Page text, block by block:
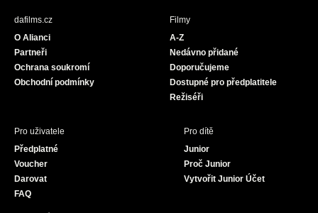
dafilms.cz
O Alianci
Partneři
Ochrana soukromí
Obchodní podmínky
Filmy
A-Z
Nedávno přidané
Doporučujeme
Dostupné pro předplatitele
Režiséři
Pro uživatele
Předplatné
Voucher
Darovat
FAQ
Pro dítě
Junior
Proč Junior
Vytvořit Junior Účet